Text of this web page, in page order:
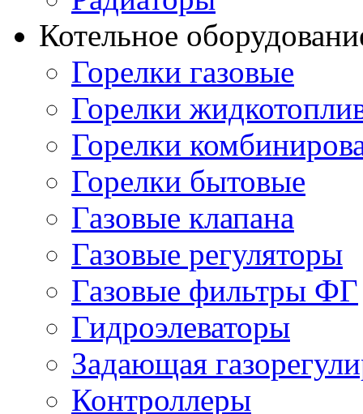
Котельное
Горелки газовые
Горелки
Горелки
Горелки бытовые
Газовые клапана
Газовые регуляторы
Газовые фильтры ФГ
Гидроэлеваторы
Задающая
Контроллеры